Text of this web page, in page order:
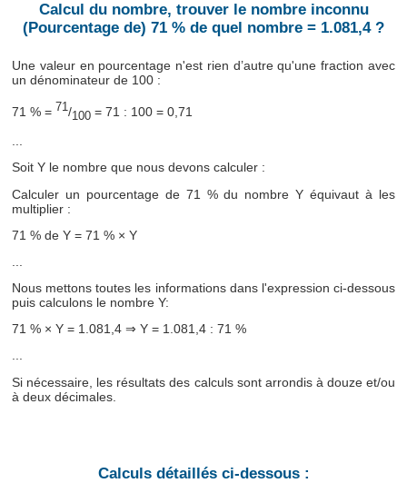
Calcul du nombre, trouver le nombre inconnu
(Pourcentage de) 71 % de quel nombre = 1.081,4 ?
Une valeur en pourcentage n'est rien d’autre qu'une fraction avec
un dénominateur de 100 :
71 % = 71/100 = 71 : 100 = 0,71
...
Soit Y le nombre que nous devons calculer :
Calculer un pourcentage de 71 % du nombre Y équivaut à les
multiplier :
71 % de Y = 71 % × Y
Nous mettons toutes les informations dans l'expression ci-dessous
puis calculons le nombre Y:
71 % × Y = 1.081,4 ⇒ Y = 1.081,4 : 71 %
...
Si nécessaire, les résultats des calculs sont arrondis à douze et/ou
à deux décimales.
Calculs détaillés ci-dessous :